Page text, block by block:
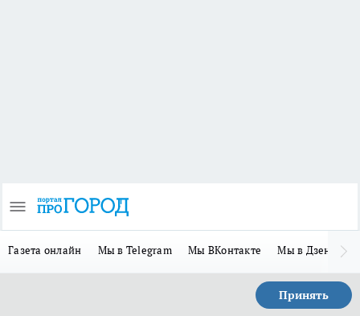
Газета онлайн Мы в Telegram Мы ВКонтакте Мы в Дзене
Принять